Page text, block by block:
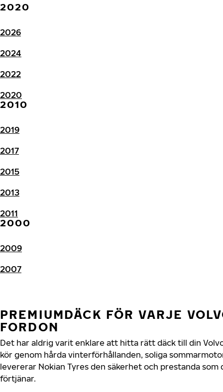
2020
2026
2024
2022
2020
2010
2019
2017
2015
2013
2011
2000
2009
2007
PREMIUMDÄCK FÖR VARJE
FORDON
Det har aldrig varit enklare att hitta rätt däck till din
kör genom hårda vinterförhållanden, soliga
levererar Nokian Tyres den säkerhet och prestanda som
förtjänar.